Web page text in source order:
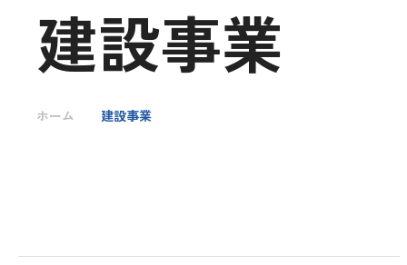
採用情報
建設事業
ホーム 建設事業